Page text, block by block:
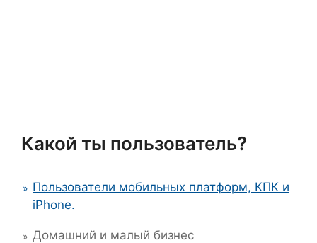
Какой ты пользователь?
Пользователи мобильных платформ, КПК и
iPhone.
Домашний и малый бизнес